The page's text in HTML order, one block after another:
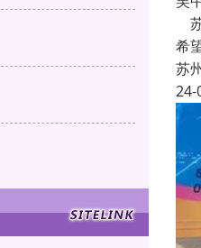
希
苏
24-